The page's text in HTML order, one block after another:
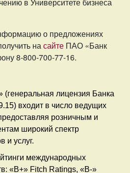
о предложениях
насайте ПАО «Банк
8-800-700-77-16.
лицензия Банка
входит в число ведущих
розничным и
широкий спектр
и услуг.
международных
«В+» Fitch Ratings, «B-»